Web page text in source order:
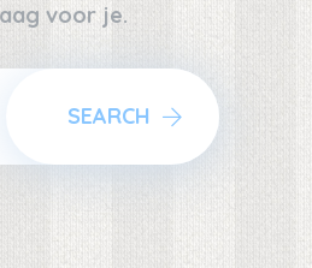
voor je.
SEARCH